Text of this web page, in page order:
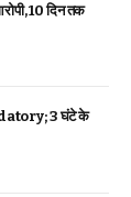
10 दिन तक
3 घंटे के